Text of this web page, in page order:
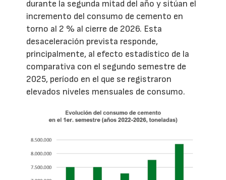
durante la segunda mitad del año y sitúan el
incremento del consumo de cemento en
torno al 2 % al cierre de 2026. Esta
desaceleración prevista responde,
principalmente, al efecto estadístico de la
comparativa con el segundo semestre de
2025, período en el que se registraron
elevados niveles mensuales de consumo.